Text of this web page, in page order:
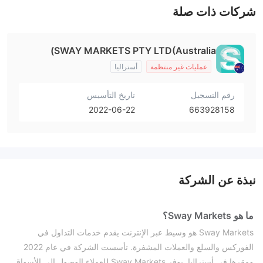
شركات ذات صلة
SWAY MARKETS PTY LTD(Australia)
عمليات غير منتظمة أستراليا
رقم التسجيل
663928158
تاريخ التأسيس
2022-06-22
نبذة عن الشركة
ما هو Sway Markets؟
Sway Markets هو وسيط عبر الإنترنت يقدم خدمات التداول في
الفوركس والسلع والعملات المشفرة. تأسست الشركة في عام 2022